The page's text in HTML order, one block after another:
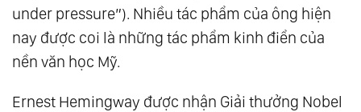
under pressure”). Nhiều tác phẩm của ông hiện
nay được coi là những tác phẩm kinh điển của
nền văn học Mỹ.
Ernest Hemingway được nhận Giải thưởng Nobel